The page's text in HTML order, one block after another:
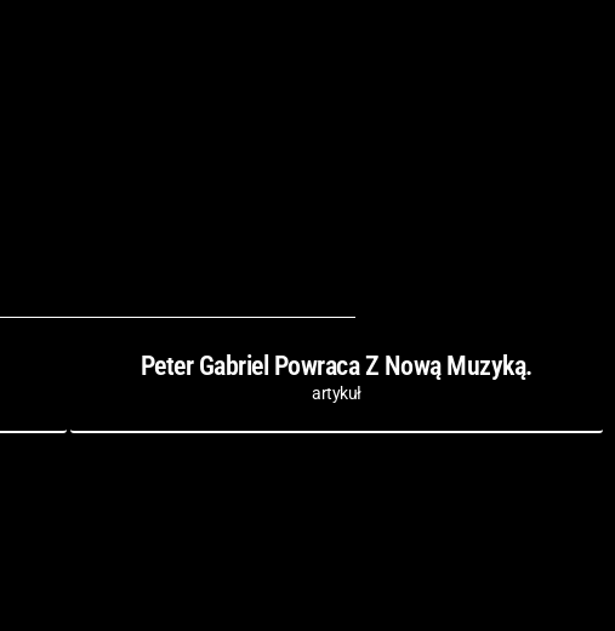
Peter Gabriel Powraca Z Nową Muzyką.
artykuł